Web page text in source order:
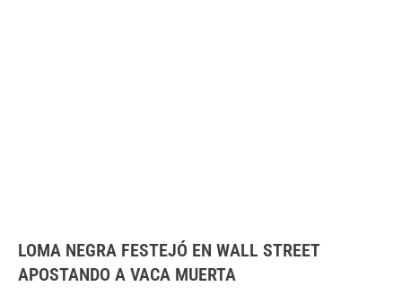
LOMA NEGRA FESTEJÓ EN WALL STREET
APOSTANDO A VACA MUERTA